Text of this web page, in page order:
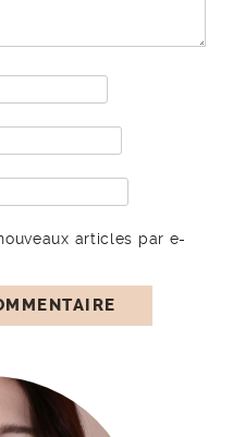
articles par e-